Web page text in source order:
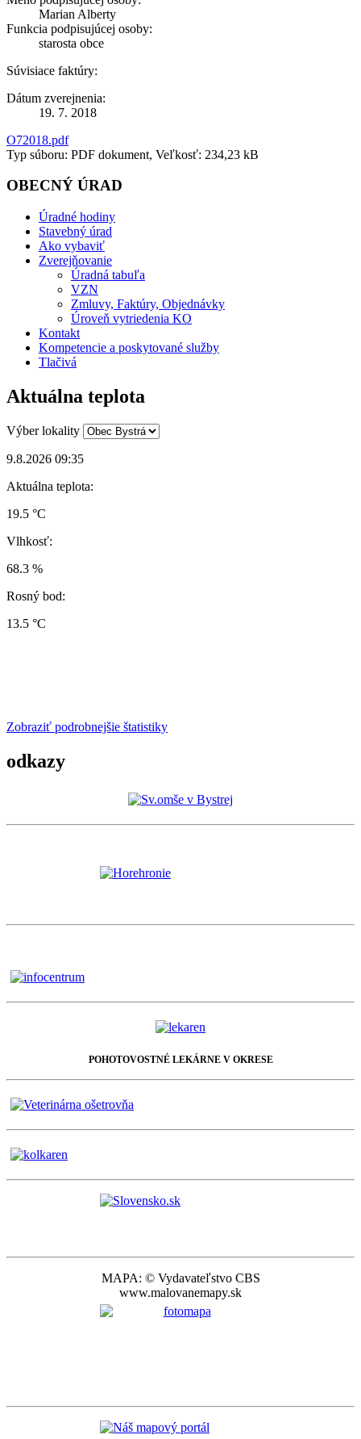
Marian Alberty
Funkcia podpisujúcej osoby:
starosta obce
Súvisiace faktúry:
Dátum zverejnenia:
19. 7. 2018
O72018.pdf
Typ súboru: PDF dokument, Veľkosť: 234,23 kB
OBECNÝ ÚRAD
Úradné hodiny
Stavebný úrad
Ako vybaviť
Zverejňovanie
Úradná tabuľa
VZN
Zmluvy, Faktúry, Objednávky
Úroveň vytriedenia KO
Kontakt
Kompetencie a poskytované služby
Tlačivá
Aktuálna teplota
Výber lokality
9.8.2026 09:35
Aktuálna teplota:
19.5 °C
Vlhkosť:
68.3 %
Rosný bod:
13.5 °C
Zobraziť podrobnejšie štatistiky
odkazy
POHOTOVOSTNÉ LEKÁRNE V OKRESE
MAPA: © Vydavateľstvo CBS
www.malovanemapy.sk